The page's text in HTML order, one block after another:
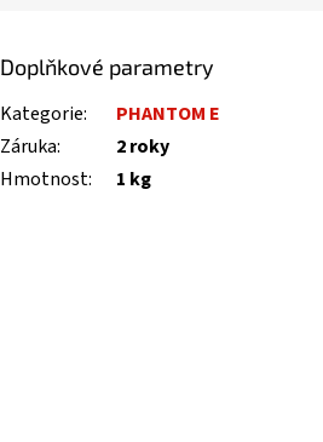
Doplňkové parametry
Kategorie:
PHANTOM E
Záruka:
2 roky
Hmotnost: 1 kg